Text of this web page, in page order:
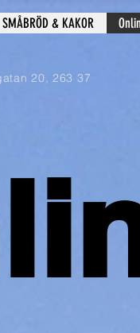
SMÅBRÖD & KAKOR
20, 263 37